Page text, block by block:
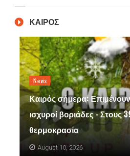
ΚΑΙΡΟΣ
News
Καιρός σήμερα: Επιμένουν
ισχυροί βοριάδες - Στους
θερμοκρασία
August 10, 2026